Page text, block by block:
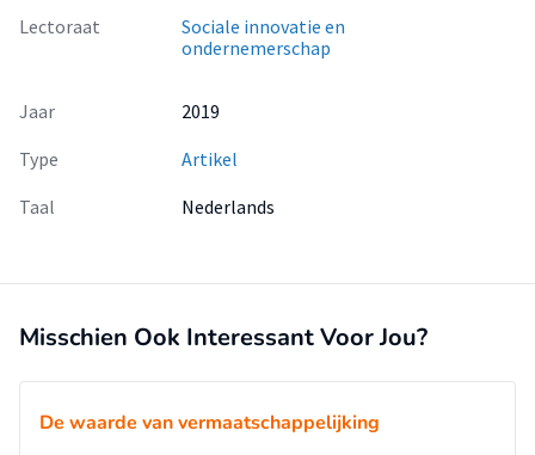
Lectoraat
Sociale innovatie en
ondernemerschap
Jaar
2019
Type
Artikel
Taal
Nederlands
Misschien Ook Interessant Voor Jou?
De waarde van vermaatschappelijking